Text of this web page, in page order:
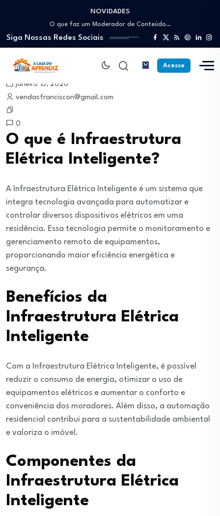
NOVIDADES
Como trabalhar como Estoquista: O guia para…
O que faz um Moderador de Conteúdo…
Como ser um Afiliado de Sucesso trabalhando…
Como dar Aulas Particulares Online e viver…
Profissão Instalador Solar: Como entrar no mercado…
Como trabalhar como Estoquista: O guia para…
O que faz um Moderador de Conteúdo…
Como ser um Afiliado de Sucesso trabalhando…
Siga Nossas Redes Sociais
Acesse
janeiro 13, 2026
vendasfranciscon@gmail.com
0
O que é Infraestrutura
Elétrica Inteligente?
A Infraestrutura Elétrica Inteligente é um sistema que
integra tecnologia avançada para automatizar e
controlar diversos dispositivos elétricos em uma
residência. Essa tecnologia permite o monitoramento e
gerenciamento remoto de equipamentos,
proporcionando maior eficiência energética e
segurança.
Benefícios da
Infraestrutura Elétrica
Inteligente
Com a Infraestrutura Elétrica Inteligente, é possível
reduzir o consumo de energia, otimizar o uso de
equipamentos elétricos e aumentar o conforto e
conveniência dos moradores. Além disso, a automação
residencial contribui para a sustentabilidade ambiental
e valoriza o imóvel.
Componentes da
Infraestrutura Elétrica
Inteligente